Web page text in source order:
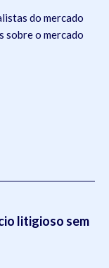
do mercado
sobre o mercado
litigioso sem